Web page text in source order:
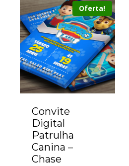
Oferta!
Convite
Digital
Patrulha
Canina –
Chase